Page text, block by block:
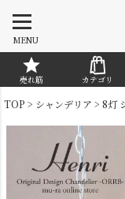
MENU
売れ筋 カテゴリ
TOP シャンデリア 8灯